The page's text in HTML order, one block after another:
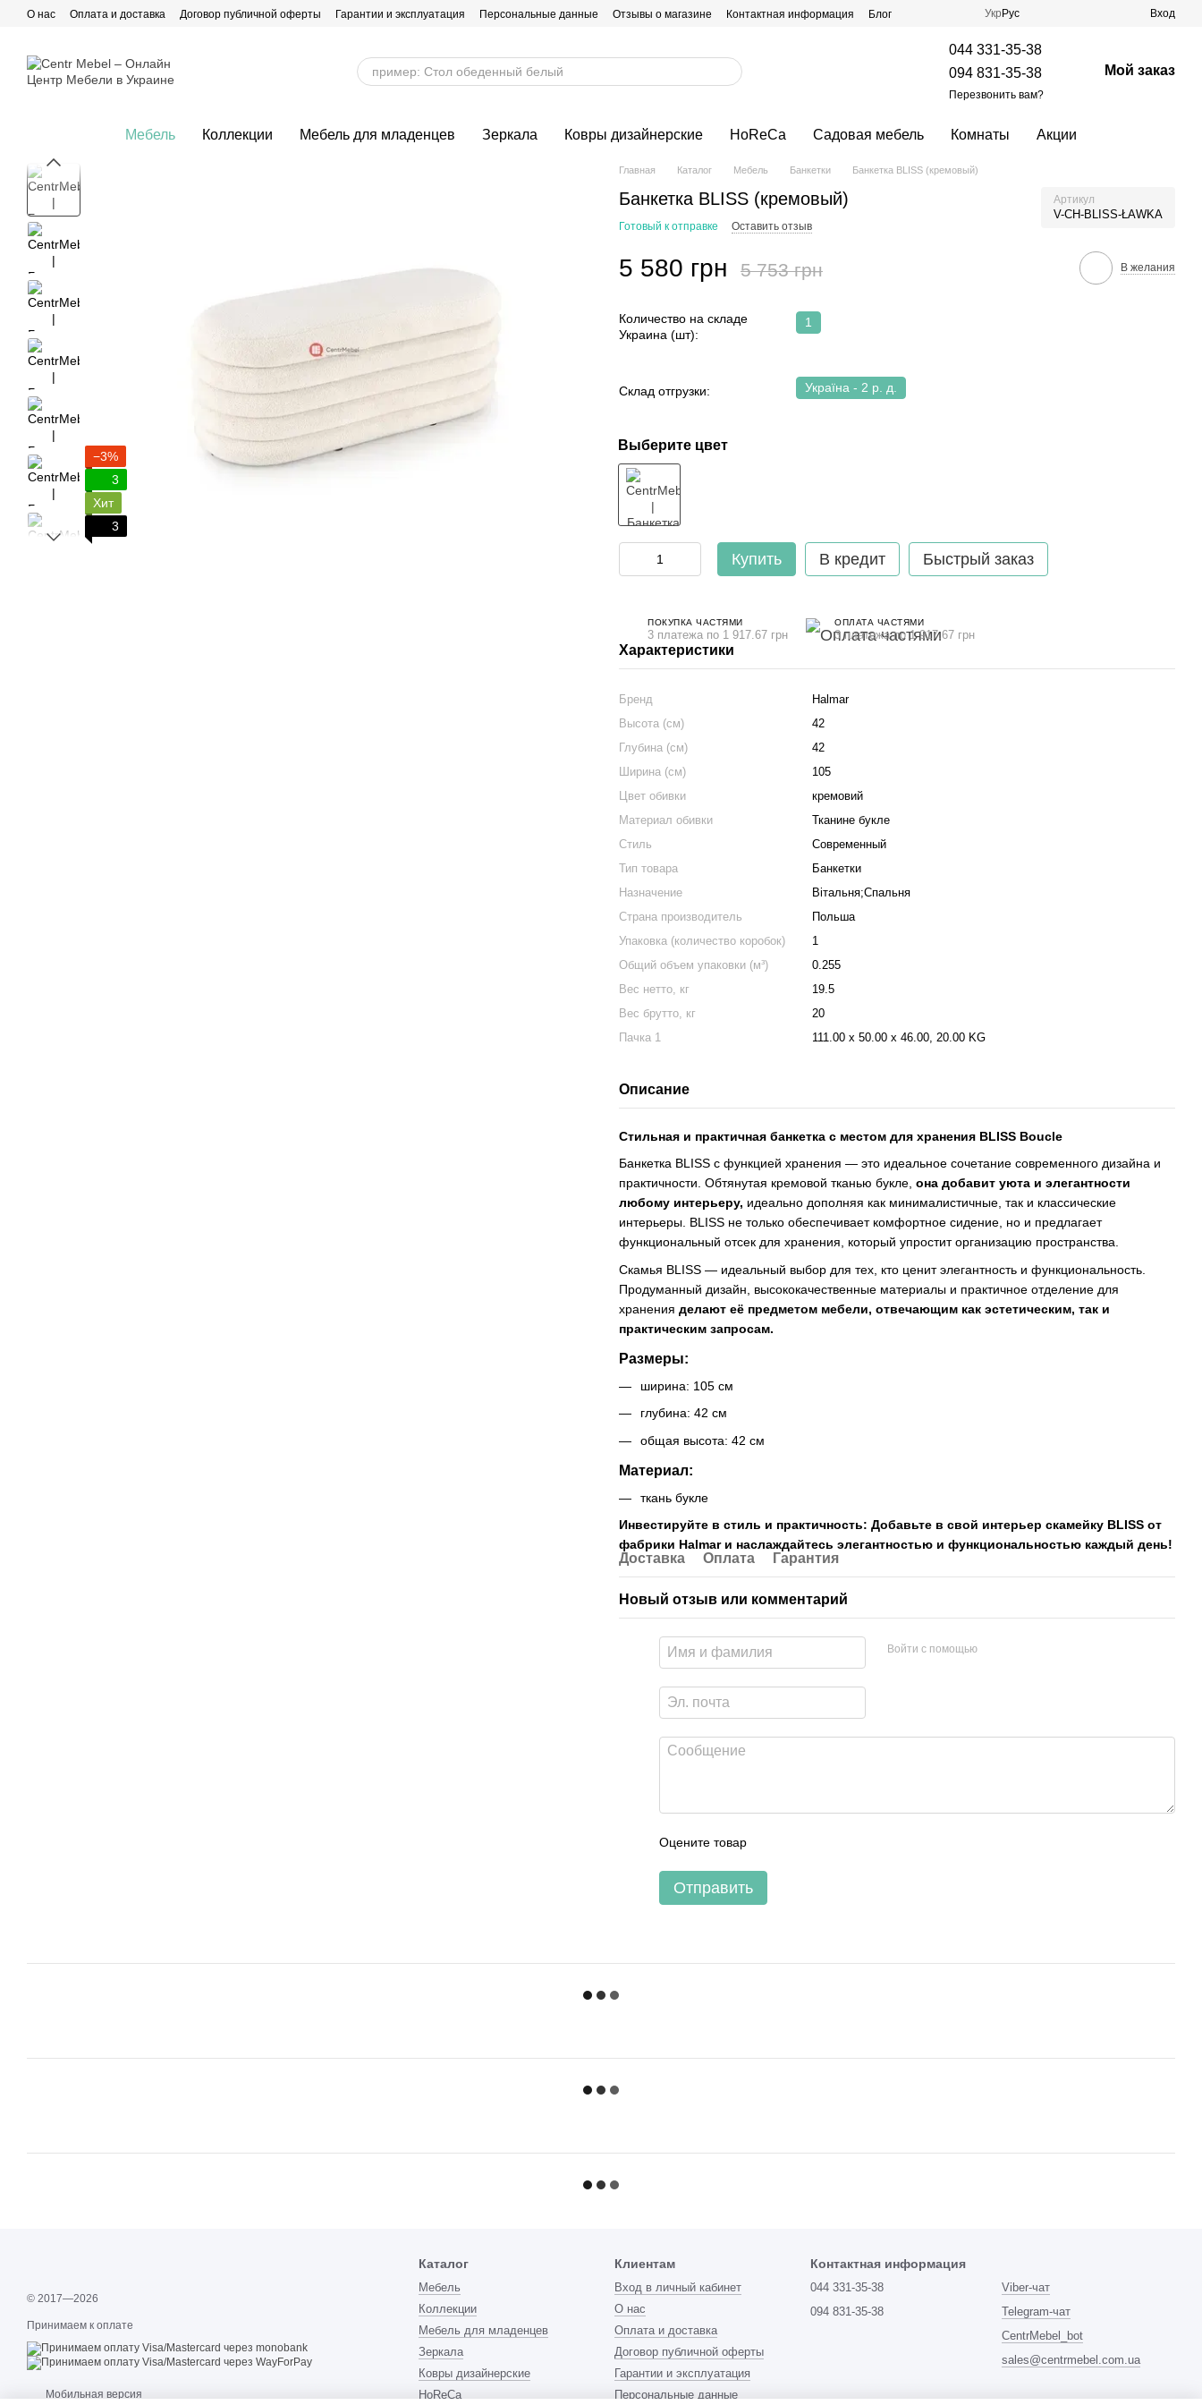
Перейти к основному контенту
О нас Оплата и доставка Договор публичной оферты Гарантии и эксплуатация Персональные данные Отзывы о магазине Контактная информация Блог Укр Рус Вход
044 331-35-38
094 831-35-38
Перезвонить вам?
Мой заказ
Мебель Коллекции Мебель для младенцев Зеркала Ковры дизайнерские HoReCa Садовая мебель Комнаты Акции
−3%
3
Хит
3
Главная Каталог Мебель Банкетки Банкетка BLISS (кремовый)
Банкетка BLISS (кремовый) Артикул
V-CH-BLISS-ŁAWKA
Готовый к отправке Оставить отзыв
5 580 грн 5 753 грн В желания
Количество на складе
Украина (шт):
1
Склад отгрузки: Україна - 2 р. д.
Выберите цвет
Купить В кредит Быстрый заказ
ПОКУПКА ЧАСТЯМИ
3 платежа по 1 917.67 грн
ОПЛАТА ЧАСТЯМИ
3 платежа по 1 917.67 грн
Характеристики
Бренд
Halmar
Высота (см)
42
Глубина (см)
42
Ширина (см)
105
Цвет обивки
кремовий
Материал обивки
Тканине букле
Стиль
Современный
Тип товара
Банкетки
Назначение
Вітальня;Спальня
Страна производитель
Польша
Упаковка (количество коробок)
1
Общий объем упаковки (м³)
0.255
Вес нетто, кг
19.5
Вес брутто, кг
20
Пачка 1
111.00 x 50.00 x 46.00, 20.00 KG
Описание
Стильная и практичная банкетка с местом для хранения BLISS Boucle
Банкетка BLISS с функцией хранения — это идеальное сочетание современного дизайна и
практичности. Обтянутая кремовой тканью букле, она добавит уюта и элегантности
любому интерьеру, идеально дополняя как минималистичные, так и классические
интерьеры. BLISS не только обеспечивает комфортное сидение, но и предлагает
функциональный отсек для хранения, который упростит организацию пространства.
Скамья BLISS — идеальный выбор для тех, кто ценит элегантность и функциональность.
Продуманный дизайн, высококачественные материалы и практичное отделение для
хранения делают её предметом мебели, отвечающим как эстетическим, так и
практическим запросам.
Размеры:
ширина: 105 см
глубина: 42 см
общая высота: 42 см
Материал:
ткань букле
Инвестируйте в стиль и практичность: Добавьте в свой интерьер скамейку BLISS от
фабрики Halmar и наслаждайтесь элегантностью и функциональностью каждый день!
Доставка Оплата Гарантия
Новый отзыв или комментарий
Войти с помощью
Оцените товар
Отправить
© 2017—2026
Принимаем к оплате
Мобильная версия
Каталог
Мебель
Коллекции
Мебель для младенцев
Зеркала
Ковры дизайнерские
HoReCa
Клиентам
Вход в личный кабинет
О нас
Оплата и доставка
Договор публичной оферты
Гарантии и эксплуатация
Персональные данные
Контактная информация
044 331-35-38
094 831-35-38
Viber-чат
Telegram-чат
CentrMebel_bot
sales@centrmebel.com.ua